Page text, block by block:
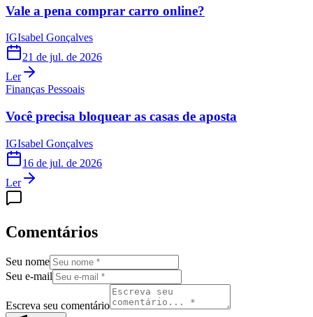
Vale a pena comprar carro online?
IGIsabel Gonçalves
21 de jul. de 2026
Ler
Finanças Pessoais
Você precisa bloquear as casas de aposta
IGIsabel Gonçalves
16 de jul. de 2026
Ler
Comentários
Seu nome
Seu e-mail
Escreva seu comentário